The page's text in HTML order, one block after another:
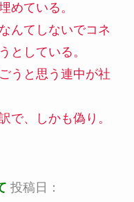
めている。
んてしないでコネ
としている。
うと思う連中が社
で、しかも偽り。
投稿日：